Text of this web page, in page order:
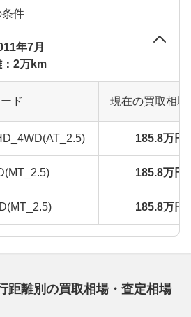
件
年7月
：2万km
ド 現在の買取相
185.8万円
185.8万円
185.8万円
距離別の買取相場・査定相場